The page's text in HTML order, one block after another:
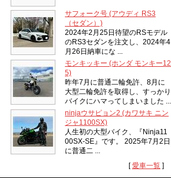
サフォーク号 (アウディ RS3
（セダン）)
2024年2月25日待望のRSモデル
のRS3セダンを注文し、2024年4
月26日納車にな ...
モンキッキー (ホンダ モンキー12
5)
昨年7月に普通二輪免許、8月に
大型二輪免許を取得し、すっかり
バイクにハマってしまいました ...
ninjaウサピョン2 (カワサキ ニン
ジャ1100SX)
人生初の大型バイク、『Ninja11
00SX-SE』です。 2025年7月2日
に普通二 ...
[愛車一覧 ]